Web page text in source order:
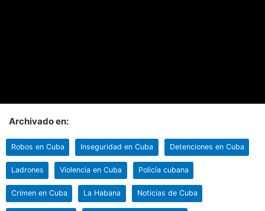
Archivado en:
Robos en Cuba Inseguridad en Cuba Detenciones en Cuba
Ladrones Violencia en Cuba Policía cubana
Crimen en Cuba La Habana Noticias de Cuba